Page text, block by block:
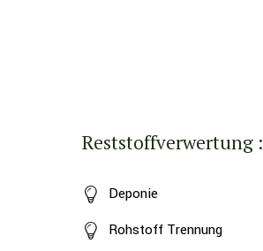
Reststoffverwertung :
Deponie
Rohstoff Trennung